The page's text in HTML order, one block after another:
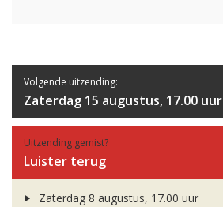
Volgende uitzending:
Zaterdag 15 augustus, 17.00 uur
Uitzending gemist?
Luister terug
Zaterdag 8 augustus, 17.00 uur